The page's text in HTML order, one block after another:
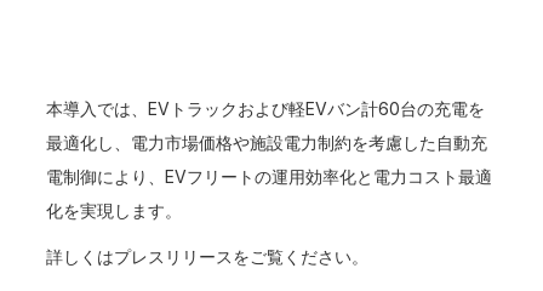
本導入では、EVトラックおよび軽EVバン計60台の充電を
最適化し、電力市場価格や施設電力制約を考慮した自動充
電制御により、EVフリートの運用効率化と電力コスト最適
化を実現します。
詳しくはプレスリリースをご覧ください。